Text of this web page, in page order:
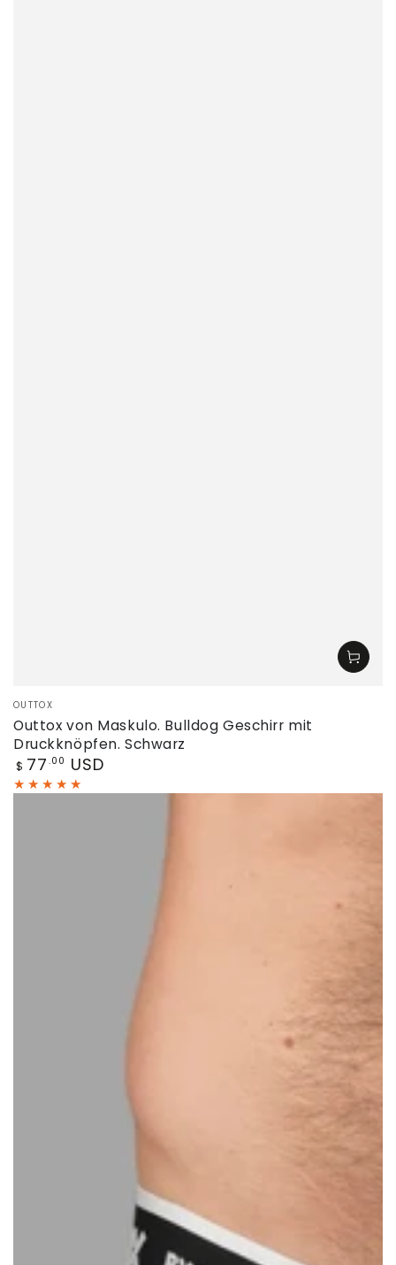
Verkäufer/in:
OUTTOX
Outtox von Maskulo. Bulldog Geschirr mit
Druckknöpfen. Schwarz
Regulärer
Preis
$ 77 .00 USD